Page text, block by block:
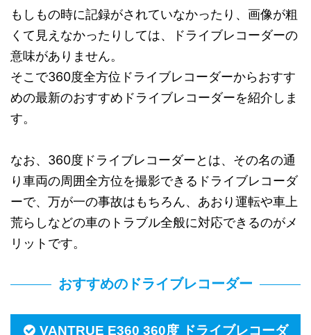
もしもの時に記録がされていなかったり、画像が粗
くて見えなかったりしては、ドライブレコーダーの
意味がありません。
そこで360度全方位ドライブレコーダーからおすす
めの最新のおすすめドライブレコーダーを紹介しま
す。
なお、360度ドライブレコーダーとは、その名の通
り車両の周囲全方位を撮影できるドライブレコーダ
ーで、万が一の事故はもちろん、あおり運転や車上
荒らしなどの車のトラブル全般に対応できるのがメ
リットです。
おすすめのドライブレコーダー
VANTRUE E360 360度 ドライブレコーダ